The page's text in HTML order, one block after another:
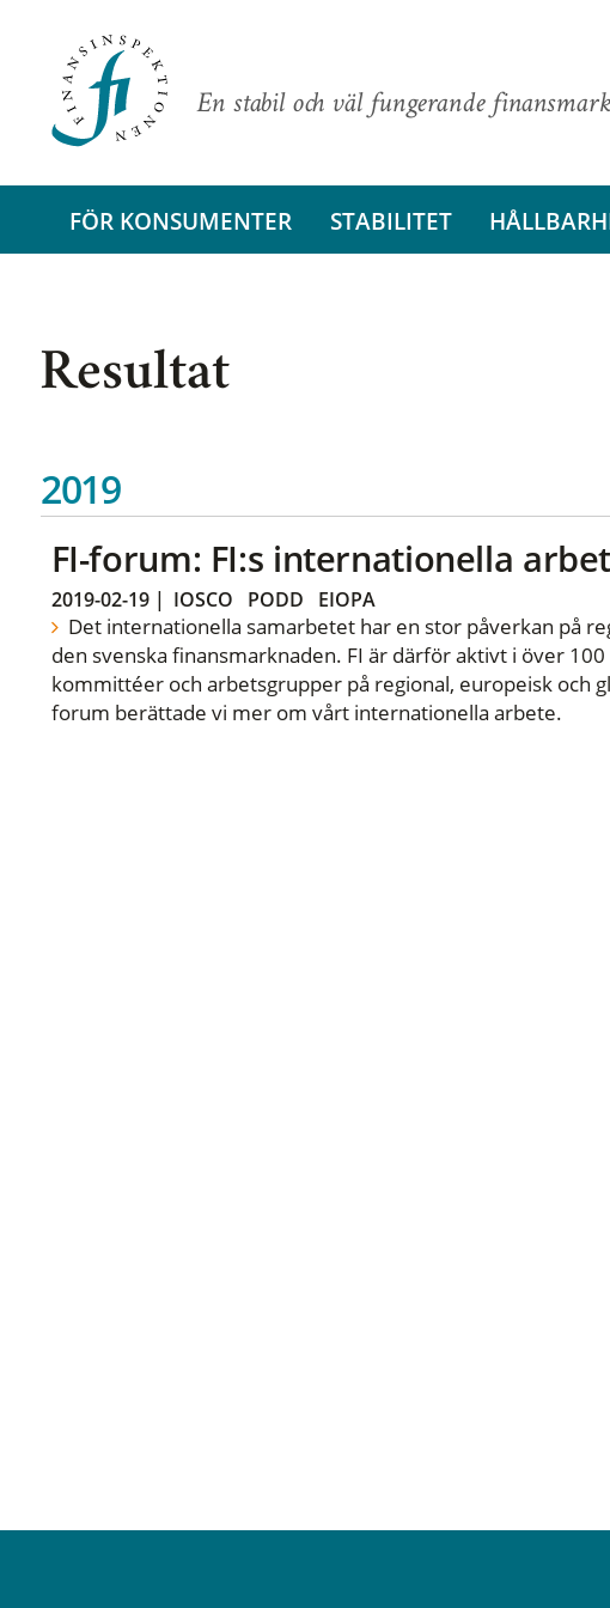
En stabil och väl fungerande
FÖR KONSUMENTER STABILITET
Resultat
2019
FI-forum: FI:s internationella
2019-02-19| IOSCO PODD EIOPA
Det internationella samarbetet har en stor påverkan på
den svenska finansmarknaden. FI är därför aktivt i över
kommittéer och arbetsgrupper på regional, europeisk och
forum berättade vi mer om vårt internationella arbete.